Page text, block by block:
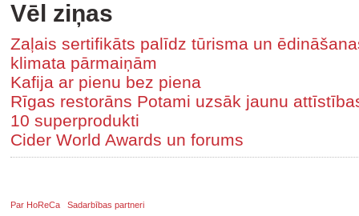
Vēl ziņas
Zaļais sertifikāts palīdz tūrisma un
klimata pārmaiņām
Kafija ar pienu bez piena
Rīgas restorāns Potami uzsāk jaunu
10 superprodukti
Cider World Awards un forums
Par HoReCa
Sadarbības partneri